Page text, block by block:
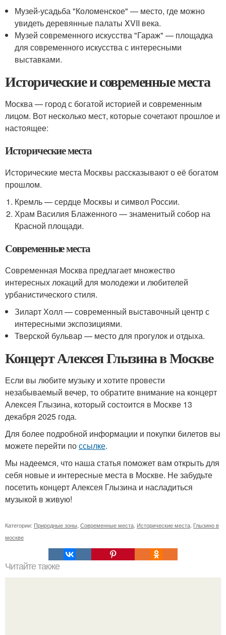
Музей-усадьба "Коломенское" — место, где можно
увидеть деревянные палаты XVII века.
Музей современного искусства "Гараж" — площадка
для современного искусства с интересными
выставками.
Исторические и современные места
Москва — город с богатой историей и современным
лицом. Вот несколько мест, которые сочетают прошлое и
настоящее:
Исторические места
Исторические места Москвы рассказывают о её богатом
прошлом.
Кремль — сердце Москвы и символ России.
Храм Василия Блаженного — знаменитый собор на
Красной площади.
Современные места
Современная Москва предлагает множество
интересных локаций для молодежи и любителей
урбанистического стиля.
Зиларт Холл — современный выставочный центр с
интересными экспозициями.
Тверской бульвар — место для прогулок и отдыха.
Концерт Алексея Глызина в Москве
Если вы любите музыку и хотите провести
незабываемый вечер, то обратите внимание на концерт
Алексея Глызина, который состоится в Москве 13
декабря 2025 года.
Для более подробной информации и покупки билетов вы
можете перейти поссылке.
Мы надеемся, что наша статья поможет вам открыть для
себя новые и интересные места в Москве. Не забудьте
посетить концерт Алексея Глызина и насладиться
музыкой в живую!
Категории: Природные зоны Современные места Исторические места Глызино в
москве
Читайте также